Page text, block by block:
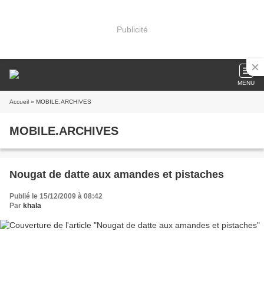
Publicité
MENU
Accueil » MOBILE.ARCHIVES
MOBILE.ARCHIVES
Nougat de datte aux amandes et pistaches
Publié le 15/12/2009 à 08:42
Par khala